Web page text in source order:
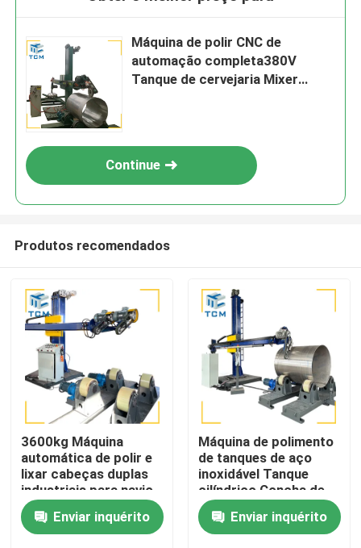
Para casa
Produtos
Máquina de polir CNC de
automação completa380V
Tanque de cervejaria Mixer
Continue
Produtos recomendados
3600kg Máquina
automática de polir e
lixar cabeças duplas
industriais para navio-
tanque
Enviar inquérito
Máquina de polimento
de tanques de aço
inoxidável Tanque
cilíndrico Concha de
superfície interna
Moedor de polimento
de metais
Enviar inquérito